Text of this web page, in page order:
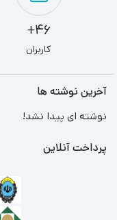
46+
کاربران
آخرین نوشته ها
نوشته ای پیدا نشد!
پرداخت آنلاین